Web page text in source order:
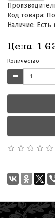
Код товара:
Наличие: Есть
Цена: 1
Количество